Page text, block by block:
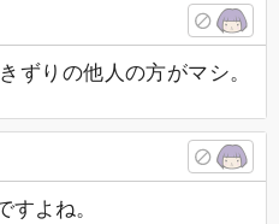
ずりの他人の方がマシ。
すよね。